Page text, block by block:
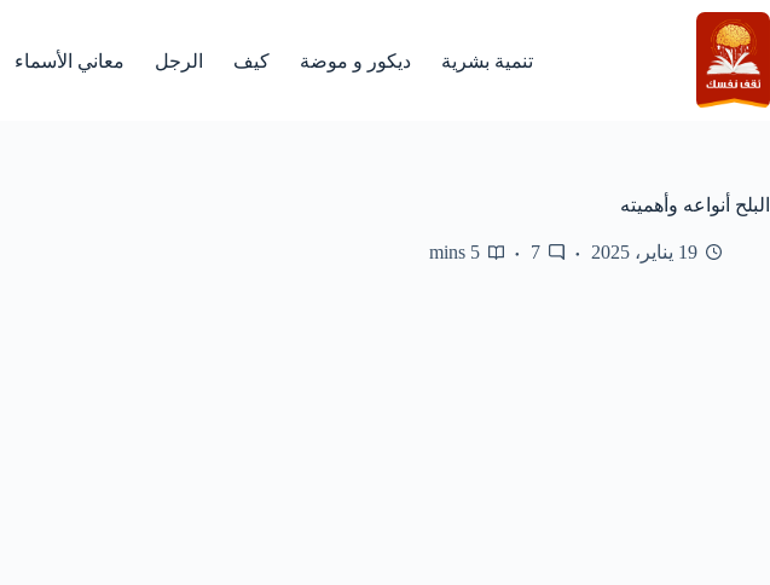
التجاوز
إلى
المحتوى
تنمية بشرية ديكور و موضة كيف الرجل معاني الأسماء
البلح أنواعه وأهميته
19 يناير، 2025 7
5 mins